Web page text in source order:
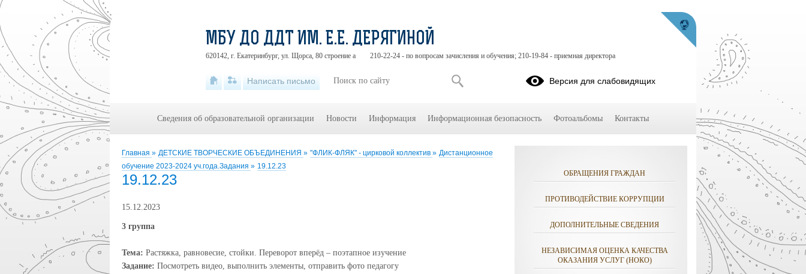
Главная » ДЕТСКИЕ ТВОРЧЕСКИЕ ОБЪЕДИНЕНИЯ » "ФЛИК-ФЛЯК" - цирковой коллектив » Дистанционное
обучение 2023-2024 уч.года.Задания » 19.12.23
19.12.23
15.12.2023
3 группа
Тема: Растяжка, равновесие, стойки. Переворот вперёд – поэтапное изучение
Задание: Посмотреть видео, выполнить элементы, отправить фото педагогу
ОБРАЩЕНИЯ ГРАЖДАН
ПРОТИВОДЕЙСТВИЕ КОРРУПЦИИ
ДОПОЛНИТЕЛЬНЫЕ СВЕДЕНИЯ
НЕЗАВИСИМАЯ ОЦЕНКА КАЧЕСТВА
ОКАЗАНИЯ УСЛУГ (НОКО)
МБУ ДО ДДТ ИМ. Е.Е. ДЕРЯГИНОЙ
620142, г. Екатеринбург, ул. Щорса, 80 строение а 210-22-24 - по вопросам зачисления и обучения; 210-19-84 - приемная директора
Написать письмо Версия для слабовидящих
Сведения об образовательной организации Новости Информация Информационная безопасность Фотоальбомы Контакты